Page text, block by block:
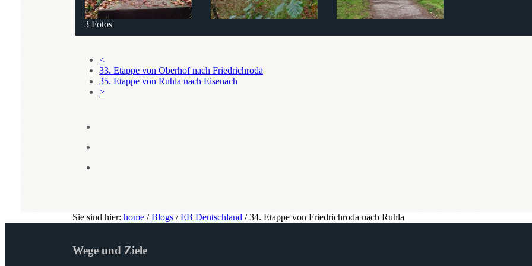
3 Fotos
<
33. Etappe von Oberhof nach Friedrichroda
35. Etappe von Ruhla nach Eisenach
>
Sie sind hier: home /Blogs /EB Deutschland /34. Etappe von Friedrichroda nach Ruhla
Wege und Ziele